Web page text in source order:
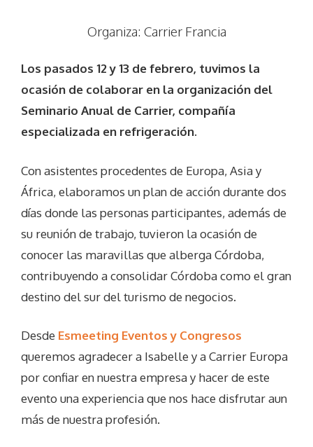
Organiza: Carrier Francia
Los pasados 12 y 13 de febrero, tuvimos la
ocasión de colaborar en la organización del
Seminario Anual de Carrier, compañía
especializada en refrigeración.
Con asistentes procedentes de Europa, Asia y
África, elaboramos un plan de acción durante dos
días donde las personas participantes, además de
su reunión de trabajo, tuvieron la ocasión de
conocer las maravillas que alberga Córdoba,
contribuyendo a consolidar Córdoba como el gran
destino del sur del turismo de negocios.
Desde Esmeeting Eventos y Congresos
queremos agradecer a Isabelle y a Carrier Europa
por confiar en nuestra empresa y hacer de este
evento una experiencia que nos hace disfrutar aun
más de nuestra profesión.